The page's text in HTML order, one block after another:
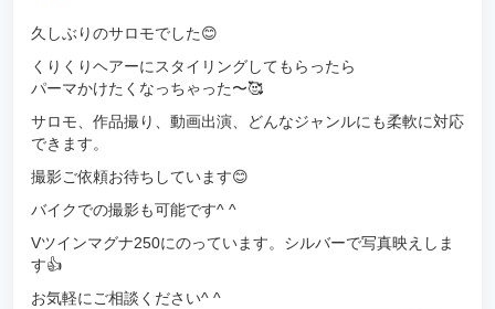
久しぶりのサロモでした😊
くりくりヘアーにスタイリングしてもらったら
パーマかけたくなっちゃった〜🥰
サロモ、作品撮り、動画出演、どんなジャンルにも柔軟に対応
できます。
撮影ご依頼お待ちしています😊
バイクでの撮影も可能です^ ^
Vツインマグナ250にのっています。シルバーで写真映えしま
す👍
お気軽にご相談ください^ ^